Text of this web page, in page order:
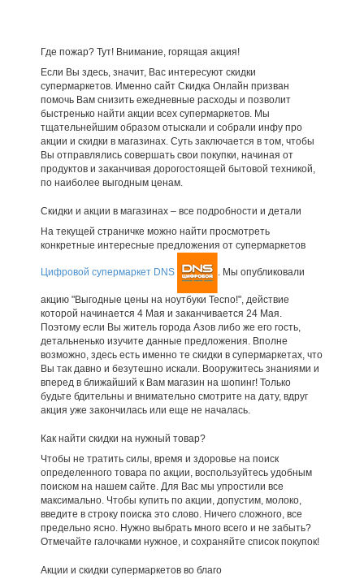
Где пожар? Тут! Внимание, горящая акция!
Если Вы здесь, значит, Вас интересуют скидки
супермаркетов. Именно сайт Скидка Онлайн призван
помочь Вам снизить ежедневные расходы и позволит
быстренько найти акции всех супермаркетов. Мы
тщательнейшим образом отыскали и собрали инфу про
акции и скидки в магазинах. Суть заключается в том, чтобы
Вы отправлялись совершать свои покупки, начиная от
продуктов и заканчивая дорогостоящей бытовой техникой,
по наиболее выгодным ценам.
Скидки и акции в магазинах – все подробности и детали
На текущей страничке можно найти просмотреть
конкретные интересные предложения от супермаркетов
Цифровой супермаркет DNS . Мы опубликовали
акцию "Выгодные цены на ноутбуки Tecno!", действие
которой начинается 4 Мая и заканчивается 24 Мая.
Поэтому если Вы житель города Азов либо же его гость,
детальненько изучите данные предложения. Вполне
возможно, здесь есть именно те скидки в супермаркетах, что
Вы так давно и безутешно искали. Вооружитесь знаниями и
вперед в ближайший к Вам магазин на шопинг! Только
будьте бдительны и внимательно смотрите на дату, вдруг
акция уже закончилась или еще не началась.
Как найти скидки на нужный товар?
Чтобы не тратить силы, время и здоровье на поиск
определенного товара по акции, воспользуйтесь удобным
поиском на нашем сайте. Для Вас мы упростили все
максимально. Чтобы купить по акции, допустим, молоко,
введите в строку поиска это слово. Ничего сложного, все
предельно ясно. Нужно выбрать много всего и не забыть?
Отмечайте галочками нужное, и сохраняйте список покупок!
Акции и скидки супермаркетов во благо